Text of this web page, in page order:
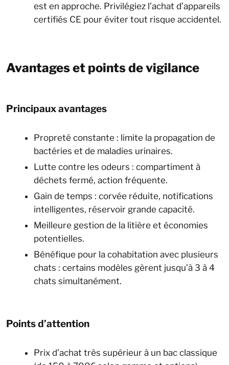
est en approche. Privilégiez l’achat d’appareils
certifiés CE pour éviter tout risque accidentel.
Avantages et points de vigilance
Principaux avantages
Propreté constante : limite la propagation de
bactéries et de maladies urinaires.
Lutte contre les odeurs : compartiment à
déchets fermé, action fréquente.
Gain de temps : corvée réduite, notifications
intelligentes, réservoir grande capacité.
Meilleure gestion de la litière et économies
potentielles.
Bénéfique pour la cohabitation avec plusieurs
chats : certains modèles gèrent jusqu’à 3 à 4
chats simultanément.
Points d’attention
Prix d’achat très supérieur à un bac classique